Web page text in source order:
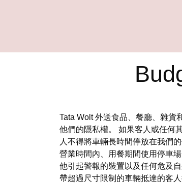
Tata Wolt 外送食品、餐廳、雜貨
他們的隱私權。 如果客人或任何
人不得將車輛長時間停放在我們
營業時間內、用餐期間使用停車
他引起警報的裝置以及任何危及
帶超過尺寸限制的車輛抵達的客